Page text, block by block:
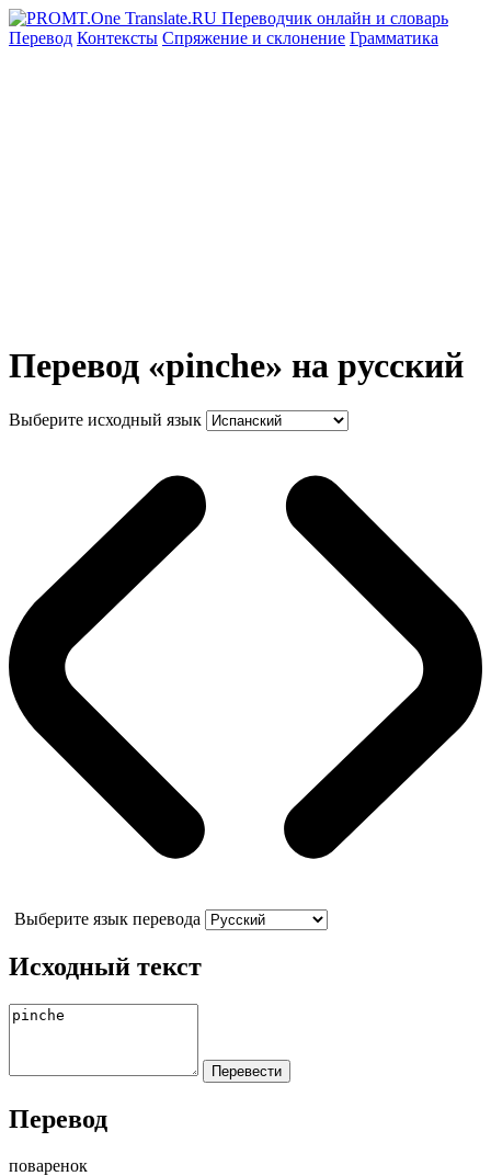
Перевод Контексты Спряжение и склонение Грамматика
Перевод «pinche» на русский
Выберите исходный язык
Выберите язык перевода
Исходный текст
Перевод
поваренок